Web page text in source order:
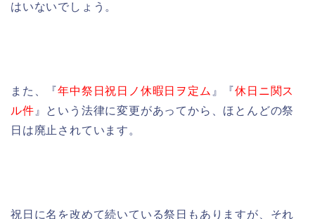
はいないでしょう。
また、『年中祭日祝日ノ休暇日ヲ定ム 』『休日ニ関ス
ル件 』という法律に変更があってから、ほとんどの祭
日は廃止されています。
祝日に名を改めて続いている祭日もありますが、それ